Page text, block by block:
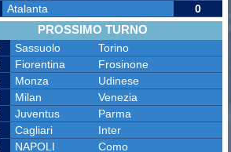
Atalanta 0
PROSSIMO TURNO
Sassuolo Torino
Fiorentina Frosinone
Monza Udinese
Milan Venezia
Juventus Parma
Cagliari Inter
NAPOLI Como